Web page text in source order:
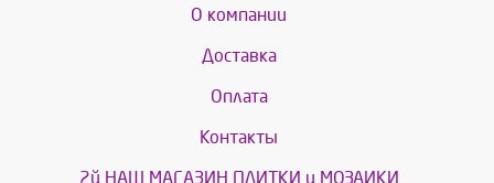
О компании
Доставка
Оплата
Контакты
2й НАШ МАГАЗИН ПЛИТКИ и МОЗАИКИ